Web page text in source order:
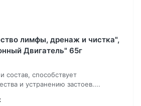
лимфы, дренаж и чистка",
Двигатель" 65г
состав, способствует
и устранению застоев....